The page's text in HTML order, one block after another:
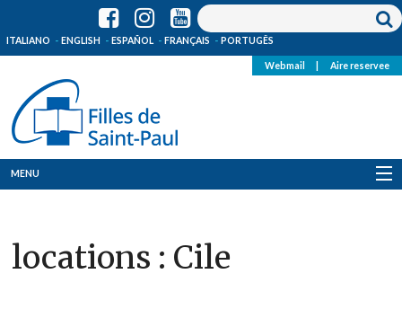
ITALIANO ENGLISH ESPAÑOL FRANÇAIS PORTUGÊS
Webmail Aire reservee
MENU
Où sommes-nous
locations : Cile